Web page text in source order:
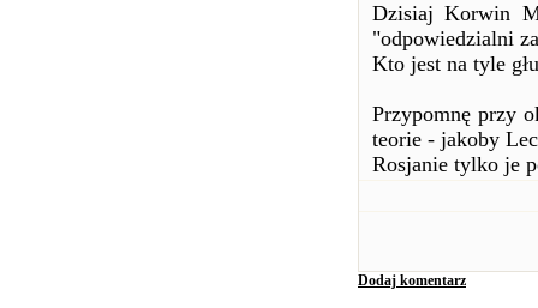
Dzisiaj Korwin
"odpowiedzialni
Kto jest na tyle
Przypomnę przy
teorie - jakoby
Rosjanie tylko je
Dodaj komentarz